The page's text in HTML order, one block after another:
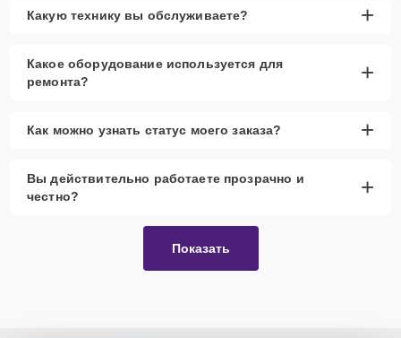
Какую технику вы обслуживаете? +
Какое оборудование используется для
ремонта?
+
Как можно узнать статус моего заказа? +
Вы действительно работаете прозрачно и
честно?
+
Показать